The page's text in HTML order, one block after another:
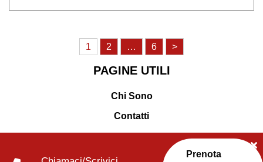
Paginazione
1 2 … 6 >
PAGINE UTILI
Chi Sono
Contatti
Prenota